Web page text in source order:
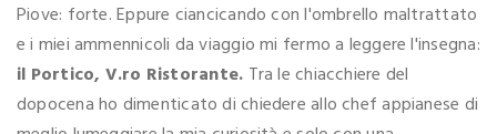
Piove: forte. Eppure ciancicando con l'ombrello maltrattato
e i miei ammennicoli da viaggio mi fermo a leggere l'insegna:
il Portico, V.ro Ristorante. Tra le chiacchiere del
dopocena ho dimenticato di chiedere allo chef appianese di